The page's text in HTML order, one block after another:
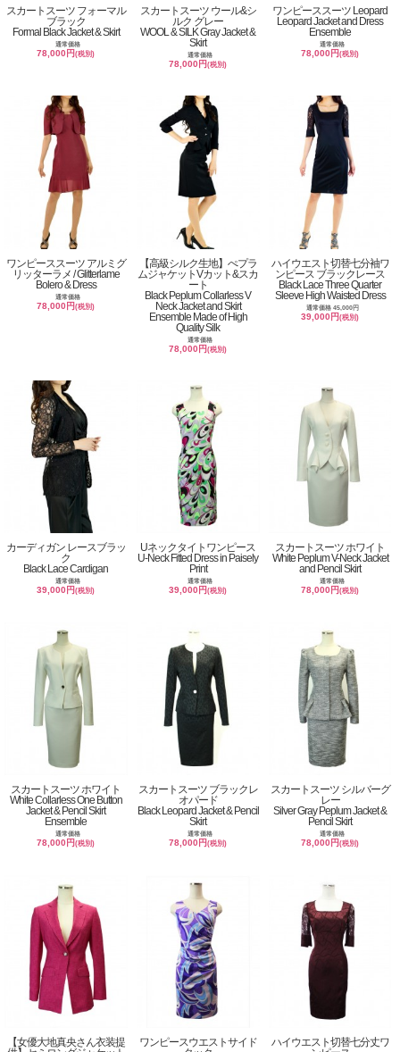
スカートスーツ フォーマル
ブラック
Formal Black Jacket & Skirt
通常価格
78,000円(税別)
スカートスーツ ウール&シ
ルク グレー
WOOL & SILK Gray Jacket &
Skirt
通常価格
78,000円(税別)
ワンピーススーツ Leopard
Leopard Jacket and Dress
Ensemble
通常価格
78,000円(税別)
ワンピーススーツ アルミグ
リッターラメ / Glitterlame
Bolero & Dress
通常価格
78,000円(税別)
【高級シルク生地】ぺプラ
ムジャケットVカット&スカ
ート
Black Peplum Collarless V
Neck Jacket and Skirt
Ensemble Made of High
Quality Silk
通常価格
78,000円(税別)
ハイウエスト切替七分袖ワ
ンピース ブラックレース
Black Lace Three Quarter
Sleeve High Waisted Dress
通常価格 45,000円
39,000円(税別)
カーディガン レースブラッ
ク
Black Lace Cardigan
通常価格
39,000円(税別)
Uネックタイトワンピース
U-Neck Fitted Dress in Paisely
Print
通常価格
39,000円(税別)
スカートスーツ ホワイト
White Peplum V-Neck Jacket
and Pencil Skirt
通常価格
78,000円(税別)
スカートスーツ ホワイト
White Collarless One Button
Jacket & Pencil Skirt
Ensemble
通常価格
78,000円(税別)
スカートスーツ ブラックレ
オパード
Black Leopard Jacket & Pencil
Skirt
通常価格
78,000円(税別)
スカートスーツ シルバーグ
レー
Silver Gray Peplum Jacket &
Pencil Skirt
通常価格
78,000円(税別)
【女優大地真央さん衣装提
ワンピースウエストサイド
ハイウエスト切替七分丈ワ